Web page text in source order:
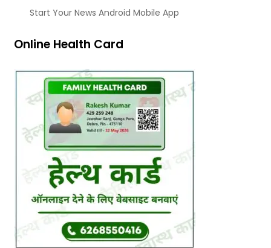
Start Your News Android Mobile App
Online Health Card